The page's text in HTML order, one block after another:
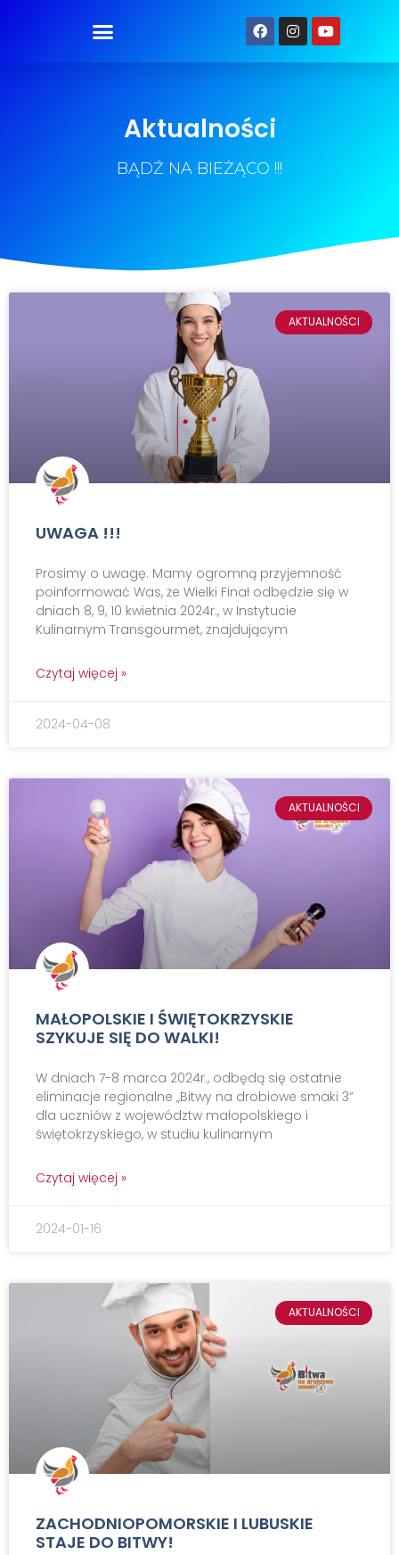
Aktualności
BĄDŹ NA BIEŻĄCO !!!
AKTUALNOŚCI
UWAGA !!!
Prosimy o uwagę. Mamy ogromną przyjemność
poinformować Was, że Wielki Finał odbędzie się w
dniach 8, 9, 10 kwietnia 2024r., w Instytucie
Kulinarnym Transgourmet, znajdującym
Czytaj więcej »
2024-04-08
AKTUALNOŚCI
MAŁOPOLSKIE I ŚWIĘTOKRZYSKIE
SZYKUJE SIĘ DO WALKI!
W dniach 7-8 marca 2024r., odbędą się ostatnie
eliminacje regionalne „Bitwy na drobiowe smaki 3”
dla uczniów z województw małopolskiego i
świętokrzyskiego, w studiu kulinarnym
Czytaj więcej »
2024-01-16
AKTUALNOŚCI
ZACHODNIOPOMORSKIE I LUBUSKIE
STAJE DO BITWY!